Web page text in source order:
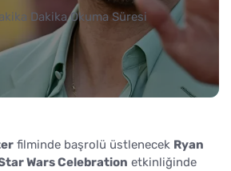
Dakika Okuma Süresi
filminde başrolü üstlenecek Ryan
Wars Celebration etkinliğinde